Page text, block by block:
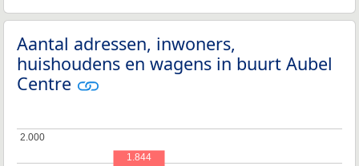
Aantal adressen, inwoners,
huishoudens en wagens in buurt Aubel
Centre
2.000
2.000
1.844